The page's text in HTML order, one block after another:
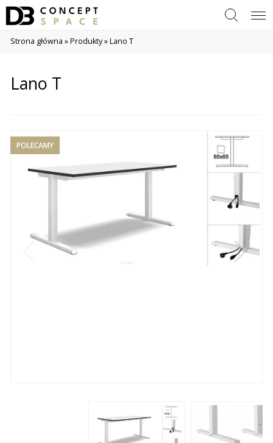
Szukaj Menu
Strona główna »Produkty»Lano T
Lano T
POLECAMY